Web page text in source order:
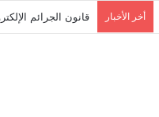
أخر الأخبار حارة بيت جدي..